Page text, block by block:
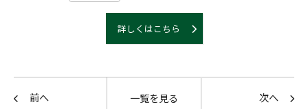
詳しくはこちら
前へ 一覧を見る 次へ